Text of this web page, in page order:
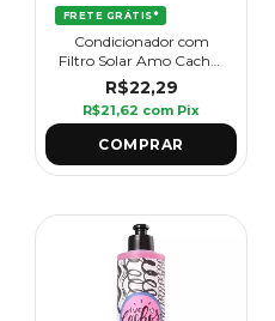
FRETE GRÁTIS*
Condicionador com
Filtro Solar Amo Cachos
400 ml - Griffus
R$22,29
R$21,62 com Pix